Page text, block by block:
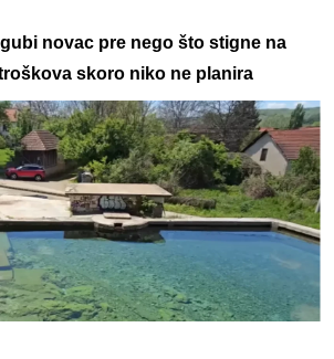
novac pre nego što stigne na
skoro niko ne planira